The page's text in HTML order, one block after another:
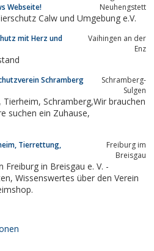
Webseite!
Neuhengstett
Calw und Umgebung e.V.
mit Herz und
Vaihingen an der
Enz
Schramberg
Schramberg-
Sulgen
Tierrettung,
Freiburg im
Breisgau
Freiburg in Breisgau e. V. -